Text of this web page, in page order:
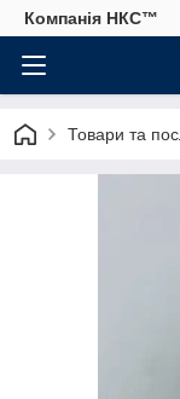
Компанія НКС™
Товари та